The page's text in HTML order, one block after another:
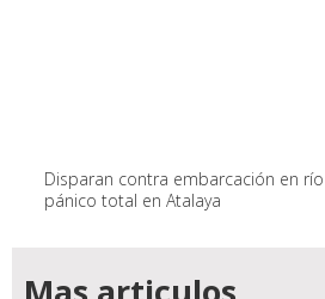
Disparan contra embarcación en
pánico total en Atalaya